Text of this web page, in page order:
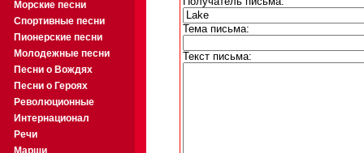
Морские песни
Спортивные песни
Пионерские песни
Молодежные песни
Песни о Вождях
Песни о Героях
Революционные
Интернационал
Речи
Марши
Тема письма:
Текст письма: